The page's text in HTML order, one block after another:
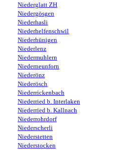
Niederglatt ZH
Niedergösgen
Niederhasli
Niederhelfenschwil
Niederhünigen
Niederlenz
Niedermuhlern
Niederneunforn
Niederönz
Niederösch
Niederrickenbach
Niederried b. Interlaken
Niederried b. Kallnach
Niederrohrdorf
Niederscherli
Niederstetten
Niederstocken